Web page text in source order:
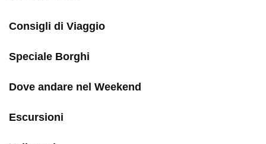
Consigli di Viaggio
Speciale Borghi
Dove andare nel Weekend
Escursioni